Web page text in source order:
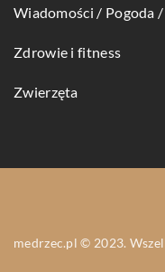
Wiadomości / Pogoda
Zdrowie i fitness
Zwierzęta
medrzec.pl © 2023.